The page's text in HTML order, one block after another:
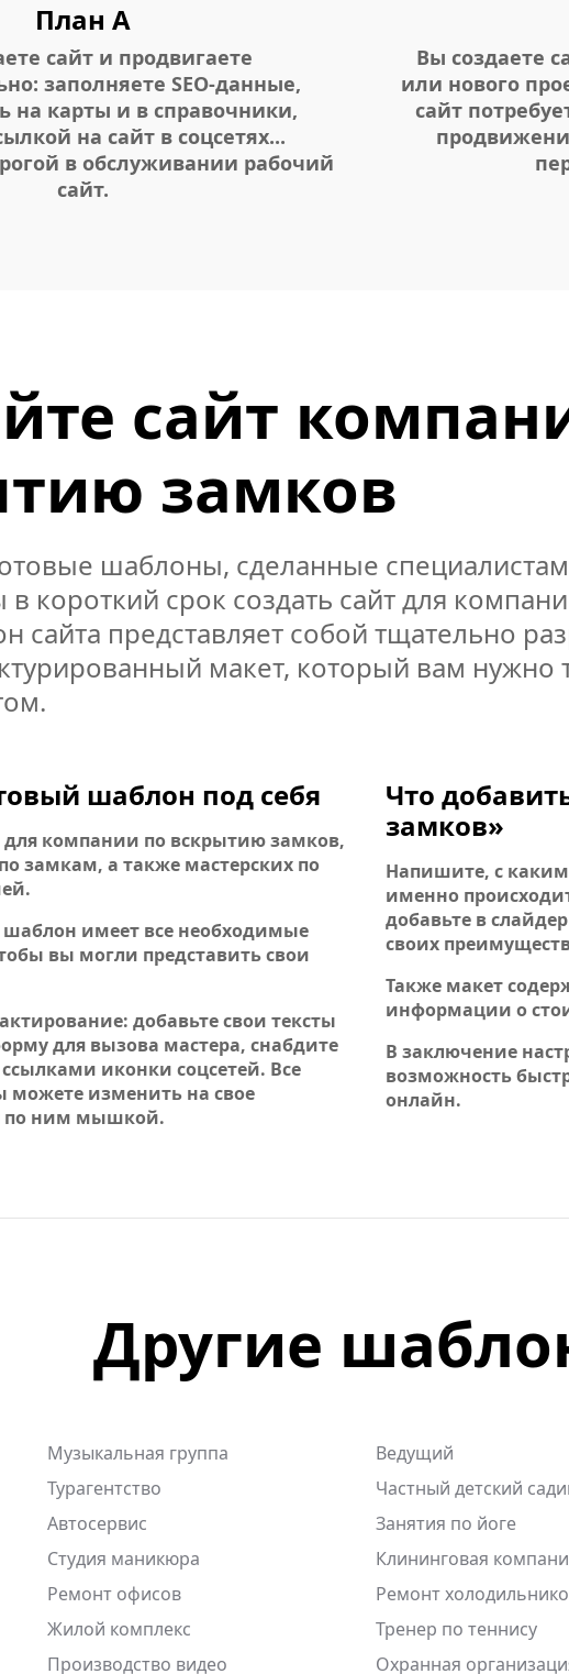
План А
сайт и продвигаете
заполняете SEO-данные,
на карты и в справочники,
на сайт в соцсетях...
в обслуживании рабочий
сайт.
Вы создаете
или нового
сайт
сайт
замков
шаблоны, сделанные
короткий срок создать сайт для
сайта представляет собой тщательно
макет, который вам нужно
шаблон под себя
для компании по вскрытию замков,
замкам, а также мастерских по
имеет все необходимые
вы могли представить свои
добавьте свои тексты
для вызова мастера, снабдите
иконки соцсетей. Все
можете изменить на свое
по ним мышкой.
Что
замков»
Напишите, с
именно
добавьте в
своих
Также макет
информации о
В заключение
возможность
онлайн.
Другие
Музыкальная группа Ведущий
Турагентство Частный детский
Автосервис Занятия по йоге
Студия маникюра Клининговая
Ремонт офисов Ремонт
Жилой комплекс Тренер по теннису
Производство видео Охранная